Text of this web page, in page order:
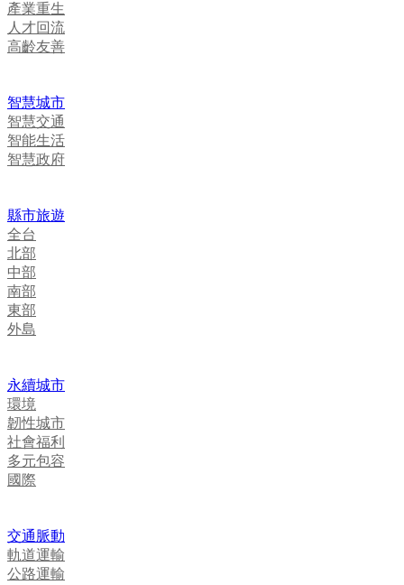
產業重生
人才回流
高齡友善
智慧城市
智慧交通
智能生活
智慧政府
縣市旅遊
全台
北部
中部
南部
東部
外島
永續城市
環境
韌性城市
社會福利
多元包容
國際
交通脈動
軌道運輸
公路運輸